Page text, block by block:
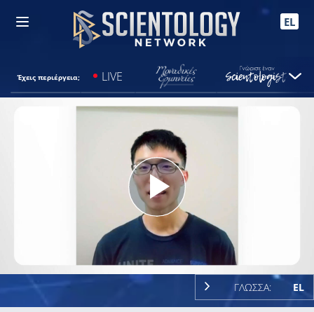
EL
Έχεις περιέργεια; LIVE
Play
Video
ΓΛΩΣΣΑ: EL